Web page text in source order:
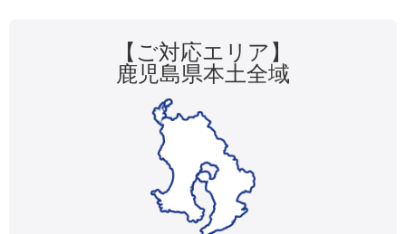
【ご対応エリア】
鹿児島県本土全域